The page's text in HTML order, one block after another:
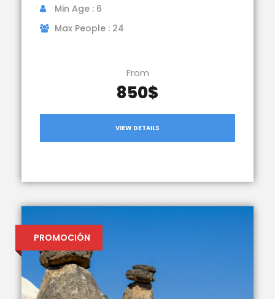
Min Age : 6
Max People : 24
From
850$
VIEW DETAILS
PROMOCIÓN